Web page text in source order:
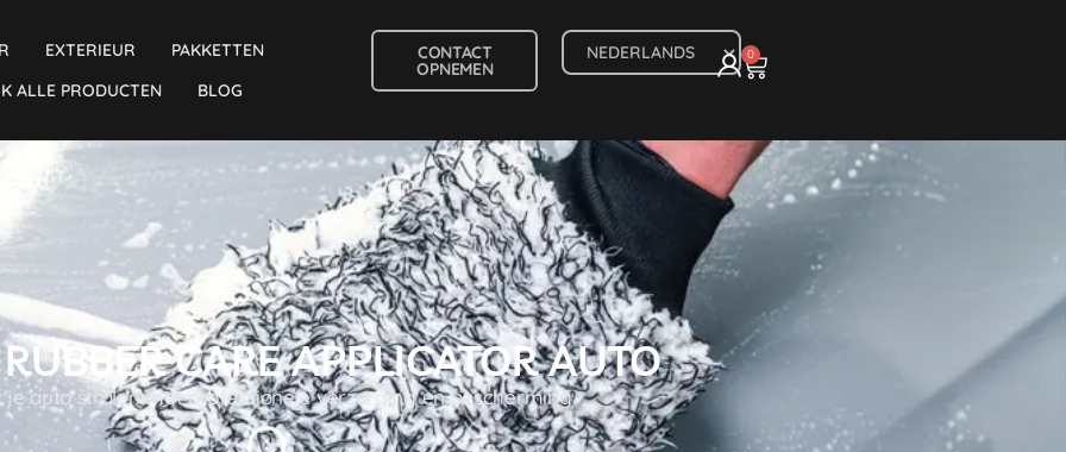
EXTERIEUR
PAKKETTEN
ALLE PRODUCTEN
BLOG
CONTACT
OPNEMEN
0
CARE APPLICATOR AUTO
je auto stralen met professionele verzorging en bescherming